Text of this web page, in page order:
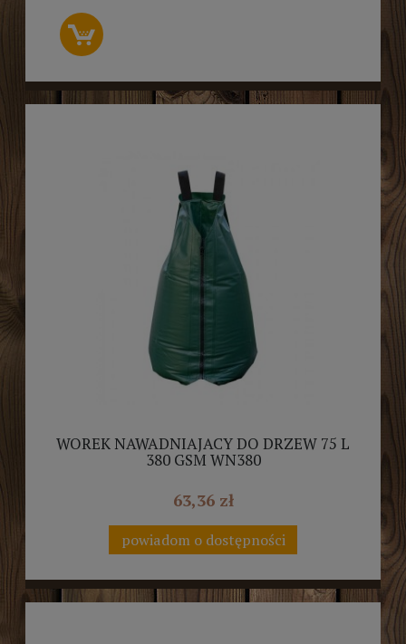
WOREK NAWADNIAJACY DO DRZEW 75 L
380 GSM WN380
63,36 zł
powiadom o dostępności